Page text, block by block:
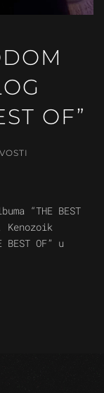
OF”
“THE BEST
Kenozoik
OF” u